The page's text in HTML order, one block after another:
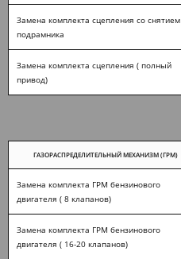
Замена комплекта сцепления со снятием
подрамника
Замена комплекта сцепления ( полный
привод)
ГАЗОРАСПРЕДЕЛИТЕЛЬНЫЙ МЕХАНИЗМ (ГРМ)
Замена комплекта ГРМ бензинового
двигателя ( 8 клапанов)
Замена комплекта ГРМ бензинового
двигателя ( 16-20 клапанов)